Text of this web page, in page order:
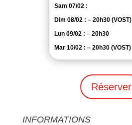
Sam 07/02 :
Dim 08/02 : – 20h30 (VOST)
Lun 09/02 : – 20h30
Mar 10/02 : – 20h30 (VOST)
Réserver
INFORMATIONS